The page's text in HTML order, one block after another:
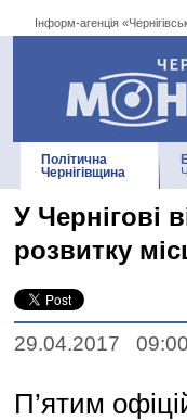
Інформ-агенція
Інформ-
Політична
Чернігівщина
У Чернігові
розвитку
29.04.2017 09:00
П’ятим